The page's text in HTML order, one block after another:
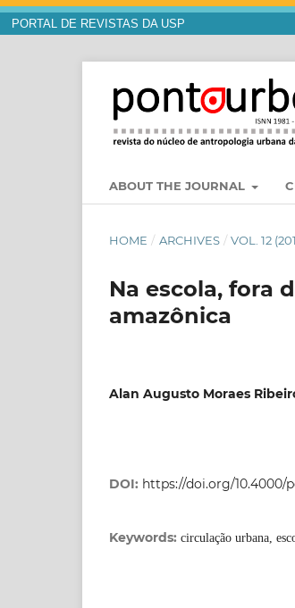
PORTAL DE REVISTAS DA USP
ABOUT THE JOURNAL
HOME / ARCHIVES / VOL. 12
Na escola, fora
amazônica
Alan Augusto Moraes
DOI: https://doi.org/10.4000/
Keywords: circulação urbana,